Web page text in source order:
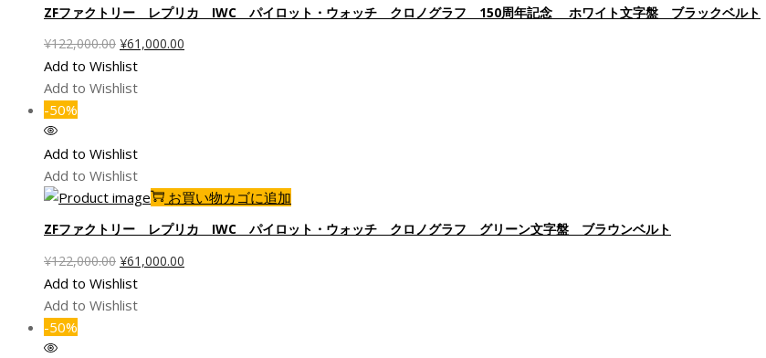
ZFファクトリー レプリカ IWC パイロット・ウォッチ クロノグラフ 150周年記念 ホワイト文字盤 ブラックベルト
¥122,000.00 元
の
価
¥122,000.00
で
し
¥61,000.00
で
Add to Wishlist
Add to Wishlist
-50%
Add to Wishlist
Add to Wishlist
お買い物カゴに追加
ZFファクトリー レプリカ IWC パイロット・ウォッチ クロノグラフ グリーン文字盤 ブラウンベルト
¥122,000.00 元
の
価
¥61,000.00
Add to Wishlist
Add to Wishlist
-50%